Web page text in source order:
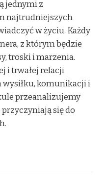
jednymi z
najtrudniejszych
w życiu. Każdy
z którym będzie
troski i marzenia.
i trwałej relacji
komunikacji i
przeanalizujemy
się do